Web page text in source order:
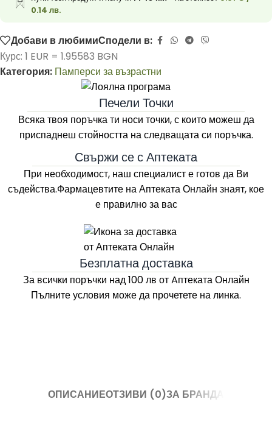
0.14 лв.
Добави в любимиСподели в:
Курс: 1 EUR = 1.95583 BGN
Категория: Памперси за възрастни
Печели Точки
Всяка твоя поръчка ти носи точки, с които можеш да
приспаднеш стойността на следващата си поръчка.
Свържи се с Аптеката
При необходимост, наш специалист е готов да Ви
съдейства.Фармацевтите наАптеката Онлайн знаят, кое
е правилно за вас
Безплатна доставка
За всички поръчки над 100 лв от Aптеката Онлайн
Пълните условия може да прочетете на линка.
ОПИСАНИЕОТЗИВИ (0)ЗА БРАНДА